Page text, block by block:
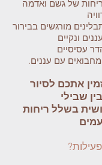
של גשם ואדמה
מורגשים בבירור
ונקיים
עסיסיים
עם עננים.
אתכם לסיור
שבילי
בשלל ריחות